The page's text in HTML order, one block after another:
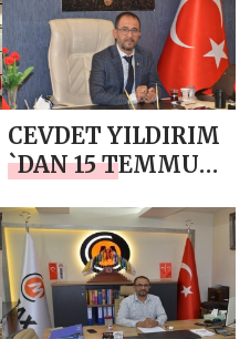
CEVDET YILDIRIM
`DAN 15 TEMMUZ
MİLLİ BİRLİK
GÜNÜ MESAJI